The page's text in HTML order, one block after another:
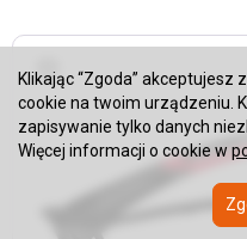
Klikając “Zgoda”
cookie na twoim urządzeniu.
zapisywanie tylko danych
Więcej informacji o cookie w